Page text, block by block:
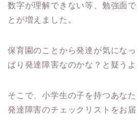
数字が理解できない等、勉強面
とが増えました。
保育園のことから発達が気にな
ぱり発達障害なのかな？と疑うよ
そこで、小学生の子を持つあな
発達障害のチェックリストをお届